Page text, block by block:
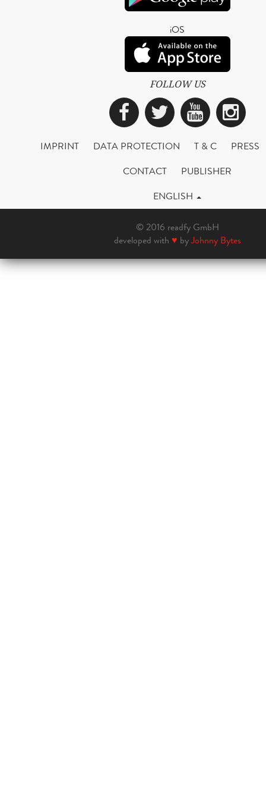
iOS
FOLLOW US
Facebook
Twitter
IMPRINT DATA PROTECTION T & C
PRESS
CONTACT
PUBLISHER
ENGLISH
© 2016 readfy GmbH
developed with ♥ byJohnny Bytes